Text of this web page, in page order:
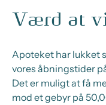
Værd at
Apoteket har lukket
vores åbningstider
Det er muligt at få
mod et gebyr på